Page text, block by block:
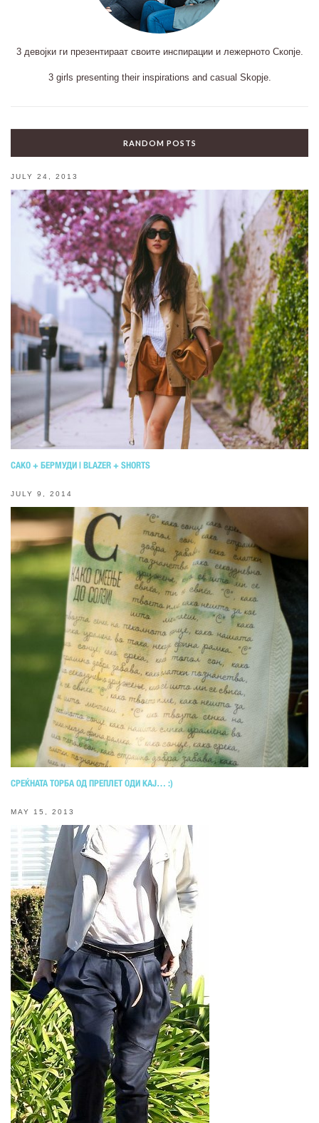
3 девојки ги презентираат своите инспирации и лежерното Скопје.
3 girls presenting their inspirations and casual Skopje.
RANDOM POSTS
JULY 24, 2013
САКО + БЕРМУДИ | BLAZER + SHORTS
JULY 9, 2014
СРЕЌНАТА ТОРБА ОД ПРЕПЛЕТ ОДИ КАЈ… :)
MAY 15, 2013